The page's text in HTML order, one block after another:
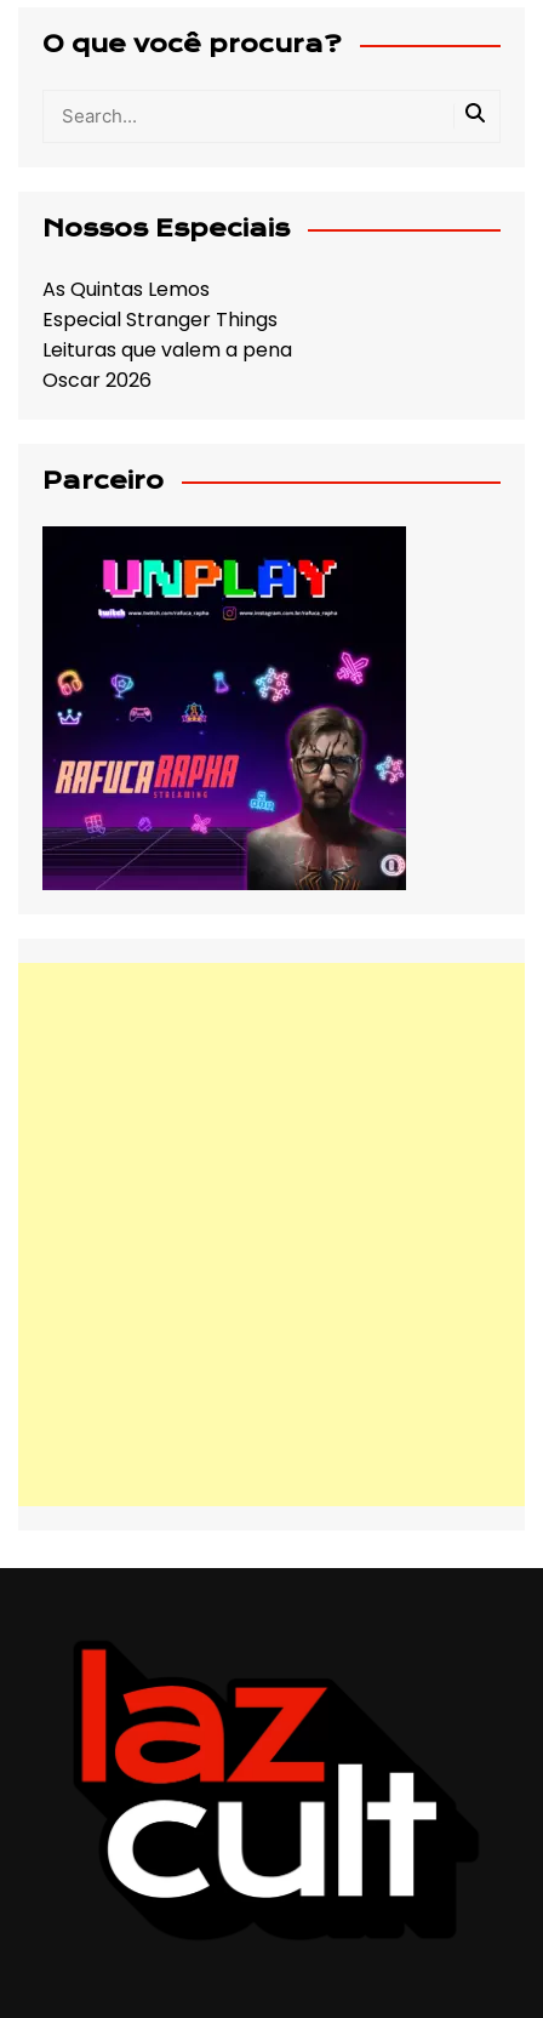
O que você procura?
Nossos Especiais
As Quintas Lemos
Especial Stranger Things
Leituras que valem a pena
Oscar 2026
Parceiro